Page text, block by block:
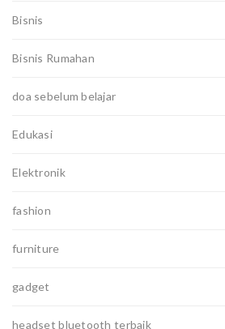
Bisnis
Bisnis Rumahan
doa sebelum belajar
Edukasi
Elektronik
fashion
furniture
gadget
headset bluetooth terbaik